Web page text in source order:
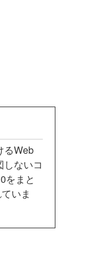
るWeb
ないコ
をまと
いま